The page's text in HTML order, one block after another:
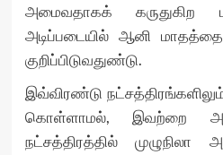
அமைவதாகக் கருதுகிற
அடிப்படையில் ஆனி
குறிப்பிடுவதுண்டு.
இவ்விரண்டு
கொள்ளாமல், இவற்றை
நட்சத்திரத்தில்